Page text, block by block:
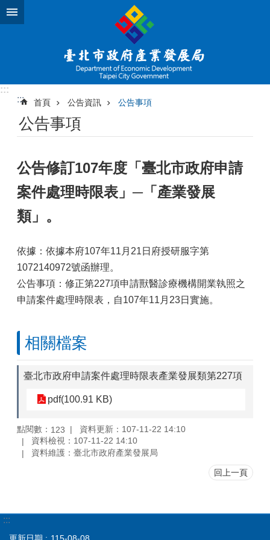
跳到主要內容區塊
:::
:::
首頁 公告資訊 公告事項
公告事項
公告修訂107年度「臺北市政府申請
案件處理時限表」─「產業發展
類」。
依據：依據本府107年11月21日府授研服字第
1072140972號函辦理。
公告事項：修正第227項申請獸醫診療機構開業執照之
申請案件處理時限表，自107年11月23日實施。
相關檔案
臺北市政府申請案件處理時限表產業發展類第227項
pdf(100.91 KB)
點閱數： 123
資料更新：107-11-22 14:10
資料檢視：107-11-22 14:10
資料維護：臺北市政府產業發展局
回上一頁
:::